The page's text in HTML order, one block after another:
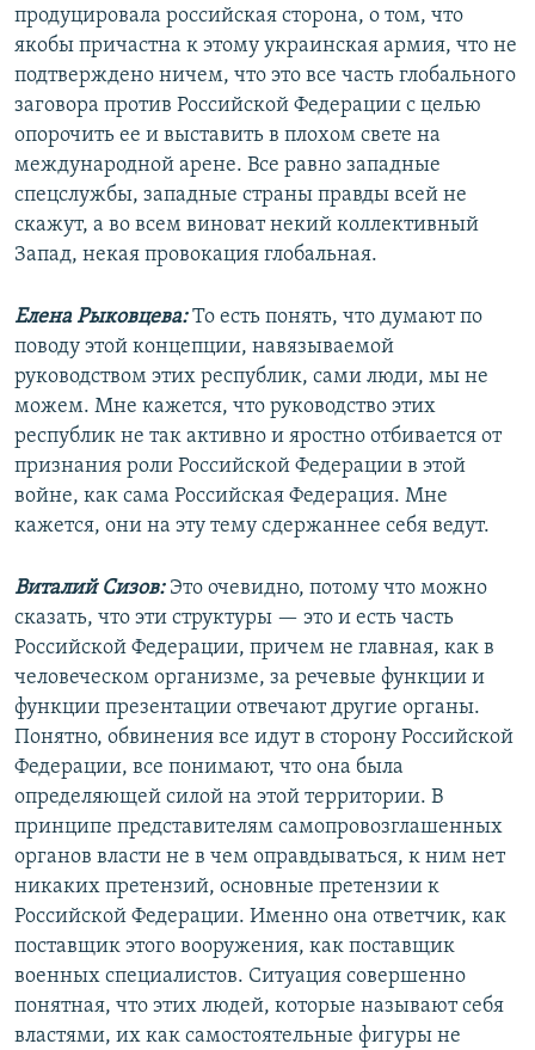
продуцировала российская сторона, о том, что
якобы причастна к этому украинская армия, что не
подтверждено ничем, что это все часть глобального
заговора против Российской Федерации с целью
опорочить ее и выставить в плохом свете на
международной арене. Все равно западные
спецслужбы, западные страны правды всей не
скажут, а во всем виноват некий коллективный
Запад, некая провокация глобальная.
Елена Рыковцева:То есть понять, что думают по
поводу этой концепции, навязываемой
руководством этих республик, сами люди, мы не
можем. Мне кажется, что руководство этих
республик не так активно и яростно отбивается от
признания роли Российской Федерации в этой
войне, как сама Российская Федерация. Мне
кажется, они на эту тему сдержаннее себя ведут.
Виталий Сизов: Это очевидно, потому что можно
сказать, что эти структуры — это и есть часть
Российской Федерации, причем не главная, как в
человеческом организме, за речевые функции и
функции презентации отвечают другие органы.
Понятно, обвинения все идут в сторону Российской
Федерации, все понимают, что она была
определяющей силой на этой территории. В
принципе представителям самопровозглашенных
органов власти не в чем оправдываться, к ним нет
никаких претензий, основные претензии к
Российской Федерации. Именно она ответчик, как
поставщик этого вооружения, как поставщик
военных специалистов. Ситуация совершенно
понятная, что этих людей, которые называют себя
властями, их как самостоятельные фигуры не